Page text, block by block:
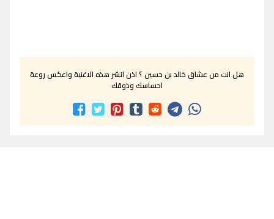
هل انت من عشاق خالد بن حسين ؟ اذن انشر هذه الاغنية واعكس روعة
احساسك وذوقك